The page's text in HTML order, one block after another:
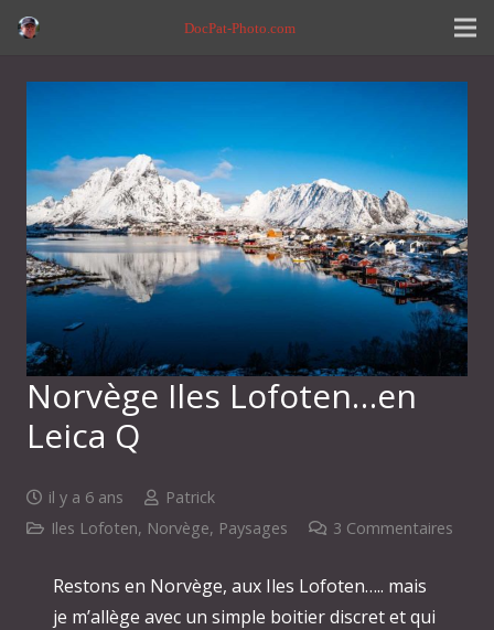
DocPat-Photo.com
Norvège Iles Lofoten…en
Leica Q
il y a 6 ans
Patrick
Iles Lofoten, Norvège, Paysages 3 Commentaires
Restons en Norvège, aux Iles Lofoten….. mais
je m’allège avec un simple boitier discret et qui